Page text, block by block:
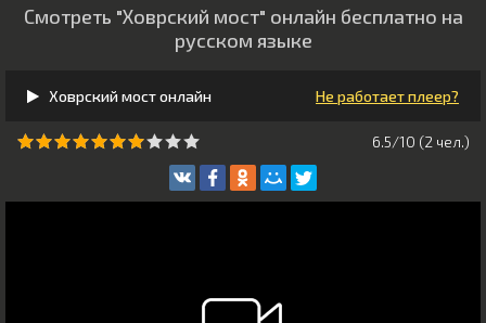
Смотреть "Ховрский мост" онлайн бесплатно на
русском языке
Ховрский мост онлайн Не работает плеер?
6.5/10 (2 чeл.)